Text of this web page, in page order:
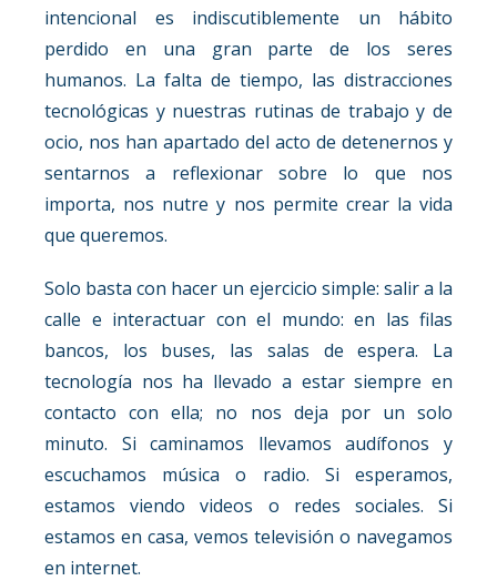
intencional es indiscutiblemente un hábito
perdido en una gran parte de los seres
humanos. La falta de tiempo, las distracciones
tecnológicas y nuestras rutinas de trabajo y de
ocio, nos han apartado del acto de detenernos y
sentarnos a reflexionar sobre lo que nos
importa, nos nutre y nos permite crear la vida
que queremos.
Solo basta con hacer un ejercicio simple: salir a la
calle e interactuar con el mundo: en las filas
bancos, los buses, las salas de espera. La
tecnología nos ha llevado a estar siempre en
contacto con ella; no nos deja por un solo
minuto. Si caminamos llevamos audífonos y
escuchamos música o radio. Si esperamos,
estamos viendo videos o redes sociales. Si
estamos en casa, vemos televisión o navegamos
en internet.